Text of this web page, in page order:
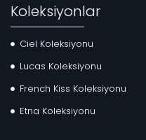
Koleksiyonlar
Ciel Koleksiyonu
Lucas Koleksiyonu
French Kiss Koleksiyonu
Etna Koleksiyonu